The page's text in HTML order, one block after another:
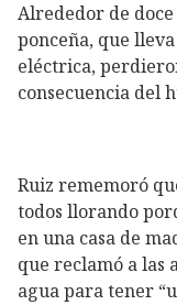
Alrededor de
ponceña, que
eléctrica,
consecuencia del
Ruiz rememoró
todos llorando
en una casa de
que reclamó a las
agua para tener